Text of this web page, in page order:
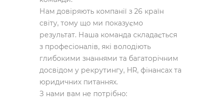
Нам довіряють компанії з 26 країн
світу, тому що ми показуємо
результат. Наша команда складається
з професіоналів, які володіють
глибокими знаннями та багаторічним
досвідом у рекрутингу, HR, фінансах та
юридичних питаннях.
З нами вам не потрібно: